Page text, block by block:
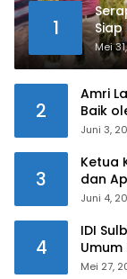
1
Mei
2
Amri
Baik
Juni 3,
3
Ketua
dan
Juni 4,
4
IDI
Mei 27,